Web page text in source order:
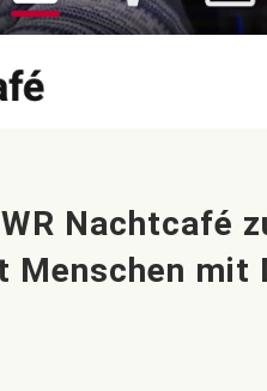
Nachtcafé
mit